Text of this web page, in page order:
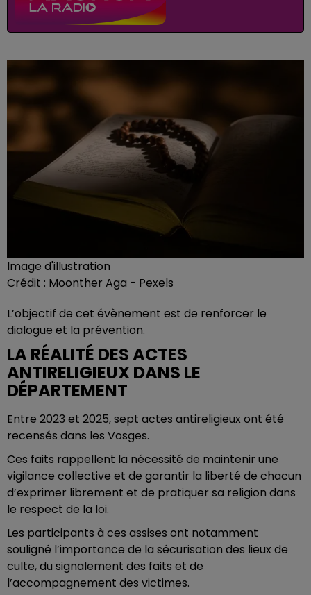
Image d'illustration
Crédit : Moonther Aga - Pexels
L’objectif de cet évènement est de renforcer le
dialogue et la prévention.
LA RÉALITÉ DES ACTES
ANTIRELIGIEUX DANS LE
DÉPARTEMENT
Entre 2023 et 2025, sept actes antireligieux ont été
recensés dans les Vosges.
Ces faits rappellent la nécessité de maintenir une
vigilance collective et de garantir la liberté de chacun
d’exprimer librement et de pratiquer sa religion dans
le respect de la loi.
Les participants à ces assises ont notamment
souligné l’importance de la sécurisation des lieux de
culte, du signalement des faits et de
l’accompagnement des victimes.